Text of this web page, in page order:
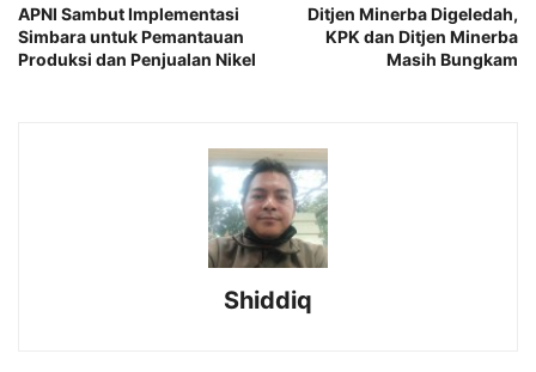
APNI Sambut Implementasi
Simbara untuk Pemantauan
Produksi dan Penjualan Nikel
Ditjen Minerba Digeledah,
KPK dan Ditjen Minerba
Masih Bungkam
Shiddiq